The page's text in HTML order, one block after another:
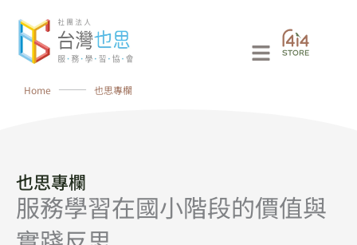
Main
Home ⸻ 也思專欄
也思專欄
服務學習在國小階段的價值與